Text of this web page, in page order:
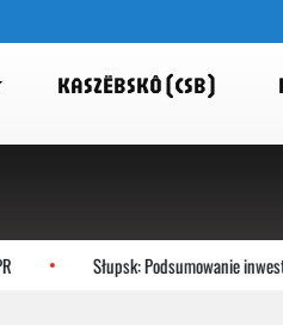
KASZËBSKÔ (CSB)
Słupsk: Podsumowanie